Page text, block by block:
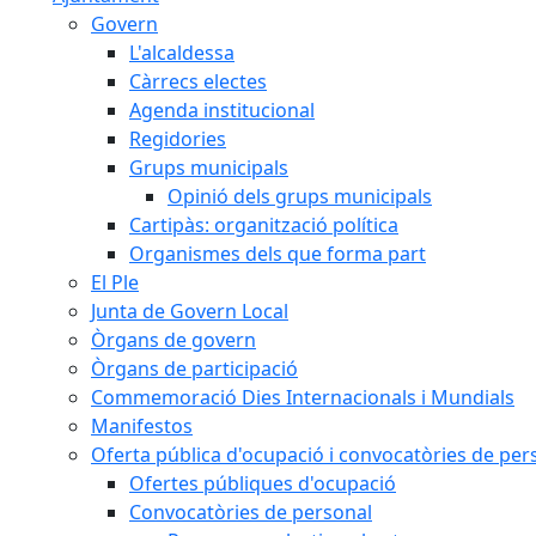
Govern
L'alcaldessa
Càrrecs electes
Agenda institucional
Regidories
Grups municipals
Opinió dels grups municipals
Cartipàs: organització política
Organismes dels que forma part
El Ple
Junta de Govern Local
Òrgans de govern
Òrgans de participació
Commemoració Dies Internacionals i Mundials
Manifestos
Oferta pública d'ocupació i convocatòries de
Ofertes públiques d'ocupació
Convocatòries de personal